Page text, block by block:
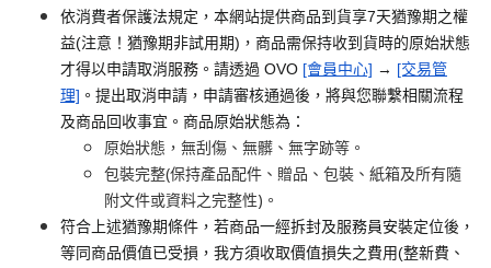
依消費者保護法規定，本網站提供商品到貨享7天猶豫期之權
益(注意！猶豫期非試用期)，商品需保持收到貨時的原始狀態
才得以申請取消服務。請透過 OVO [會員中心] → [交易管
理] 。提出取消申請，申請審核通過後，將與您聯繫相關流程
及商品回收事宜。商品原始狀態為：
原始狀態，無刮傷、無髒、無字跡等。
包裝完整(保持產品配件、贈品、包裝、紙箱及所有隨
附文件或資料之完整性)。
符合上述猶豫期條件，若商品一經拆封及服務員安裝定位後，
等同商品價值已受損，我方須收取價值損失之費用(整新費、